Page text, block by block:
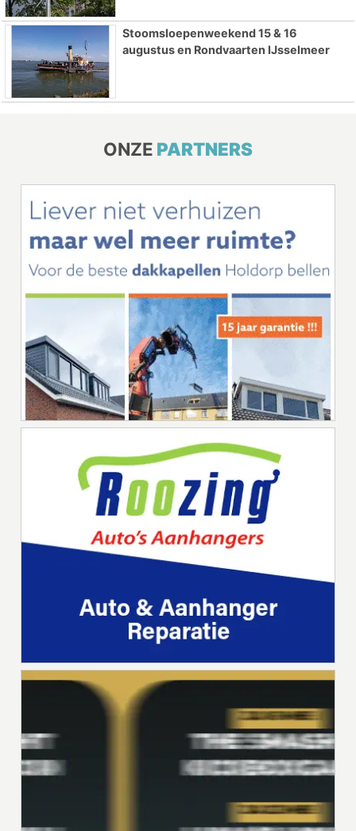
Stoomsloepenweekend 15 & 16
augustus en Rondvaarten IJsselmeer
ONZE PARTNERS